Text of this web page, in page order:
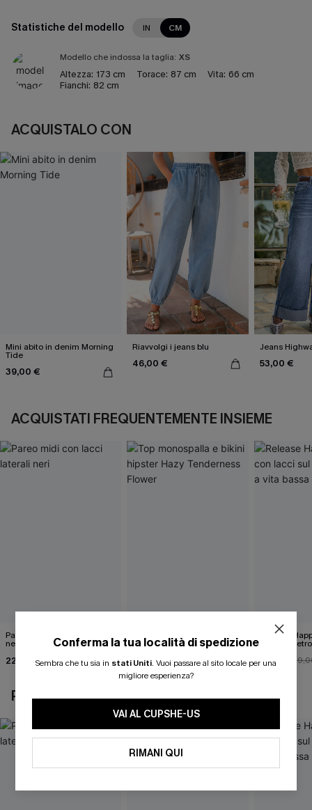
Statistiche del modello IN CM
Modello che indossa la taglia: XS
Altezza: 173 cm Torace: 87 cm Vita: 66 cm
Fianchi: 82 cm
ACQUISTALO CON
Mini abito in denim Morning
Tide
39,00 €
Riavvolgi i jeans blu
46,00 €
Jeans
53,00 €
ACQUISTATI FREQUENTEMENTE INSIEME
Pareo midi con lacci laterali
neri
22,00 €24,00 €
hipster Hazy Tenderness
35,00 €
Release
lacci sul
31,00 €
POTREBBE INTERESSARTI ANCHE
Conferma la tua località di spedizione
Sembra che tu sia in stati Uniti. Vuoi passare al sito locale per una
migliore esperienza?
VAI AL CUPSHE-US
RIMANI QUI